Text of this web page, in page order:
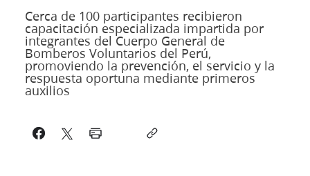
Cerca de 100 participantes recibieron
capacitación especializada impartida por
integrantes del Cuerpo General de
Bomberos Voluntarios del Perú,
promoviendo la prevención, el servicio y la
respuesta oportuna mediante primeros
auxilios